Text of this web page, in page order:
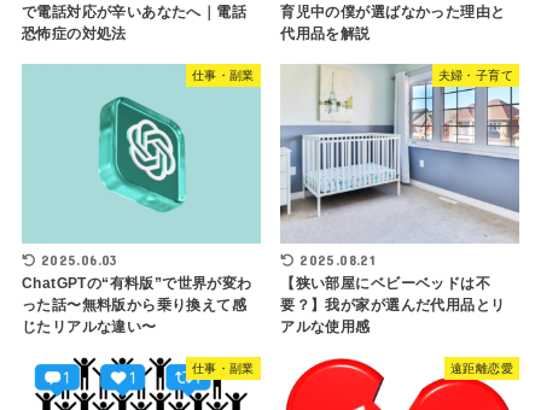
で電話対応が辛いあなたへ｜電話
恐怖症の対処法
育児中の僕が選ばなかった理由と
代用品を解説
仕事・副業
2025.06.03
ChatGPTの“有料版”で世界が変わ
った話〜無料版から乗り換えて感
じたリアルな違い〜
夫婦・子育て
2025.08.21
【狭い部屋にベビーベッドは不
要？】我が家が選んだ代用品とリ
アルな使用感
仕事・副業 遠距離恋愛